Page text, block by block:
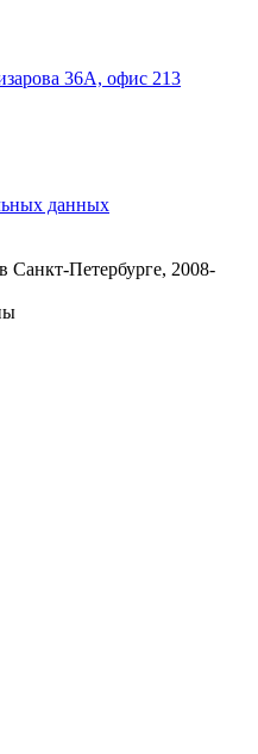
36А, офис 213
данных
Петербурге, 2008-